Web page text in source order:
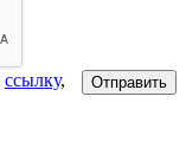
Отправить
ссылку,